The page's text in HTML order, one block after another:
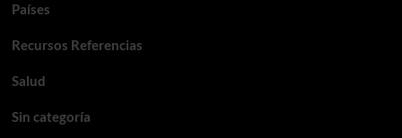
Países
Recursos Referencias
Salud
Sin categoría